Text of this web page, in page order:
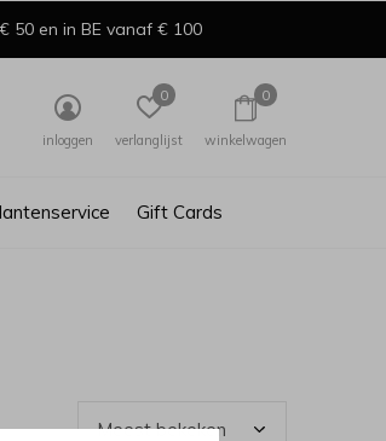
Gift Cards
inloggen verlanglijst
0
winkelwagen
0
50 en in BE vanaf € 100